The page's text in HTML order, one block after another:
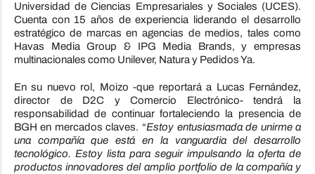
Universidad de Ciencias Empresariales y Sociales (UCES).
Cuenta con 15 años de experiencia liderando el desarrollo
estratégico de marcas en agencias de medios, tales como
Havas Media Group & IPG Media Brands, y empresas
multinacionales como Unilever, Natura y Pedidos Ya.
En su nuevo rol, Moizo -que reportará a Lucas Fernández,
director de D2C y Comercio Electrónico- tendrá la
responsabilidad de continuar fortaleciendo la presencia de
BGH en mercados claves. “Estoy entusiasmada de unirme a
una compañía que está en la vanguardia del desarrollo
tecnológico. Estoy lista para seguir impulsando la oferta de
productos innovadores del amplio portfolio de la compañía y